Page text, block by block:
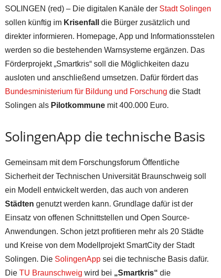
SOLINGEN (red) – Die digitalen Kanäle der Stadt Solingen
sollen künftig im Krisenfall
die Bürger zusätzlich und
direkter informieren. Homepage, App und Informationsstelen
werden so die bestehenden Warnsysteme ergänzen. Das
Förderprojekt „Smartkris“ soll die Möglichkeiten dazu
ausloten und anschließend umsetzen. Dafür fördert das
Bundesministerium für Bildung und Forschung die Stadt
Solingen als Pilotkommune mit 400.000 Euro.
SolingenApp die technische Basis
Gemeinsam mit dem Forschungsforum Öffentliche
Sicherheit der Technischen Universität Braunschweig soll
ein Modell entwickelt werden, das auch von anderen
Städten genutzt werden kann. Grundlage dafür ist der
Einsatz von offenen Schnittstellen und Open Source-
Anwendungen. Schon jetzt profitieren mehr als 20 Städte
und Kreise von dem Modellprojekt SmartCity der Stadt
Solingen. Die SolingenApp sei die technische Basis dafür.
Die TU Braunschweig wird bei „Smartkris“ die